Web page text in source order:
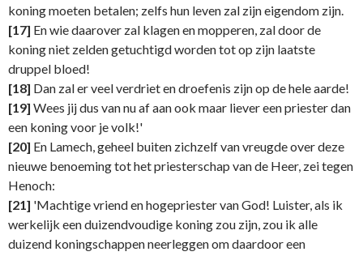
koning moeten betalen; zelfs hun leven zal zijn eigendom zijn.
[17] En wie daarover zal klagen en mopperen, zal door de
koning niet zelden getuchtigd worden tot op zijn laatste
druppel bloed!
[18] Dan zal er veel verdriet en droefenis zijn op de hele aarde!
[19] Wees jij dus van nu af aan ook maar liever een priester dan
een koning voor je volk!'
[20] En Lamech, geheel buiten zichzelf van vreugde over deze
nieuwe benoeming tot het priesterschap van de Heer, zei tegen
Henoch:
[21] 'Machtige vriend en hogepriester van God! Luister, als ik
werkelijk een duizendvoudige koning zou zijn, zou ik alle
duizend koningschappen neerleggen om daardoor een